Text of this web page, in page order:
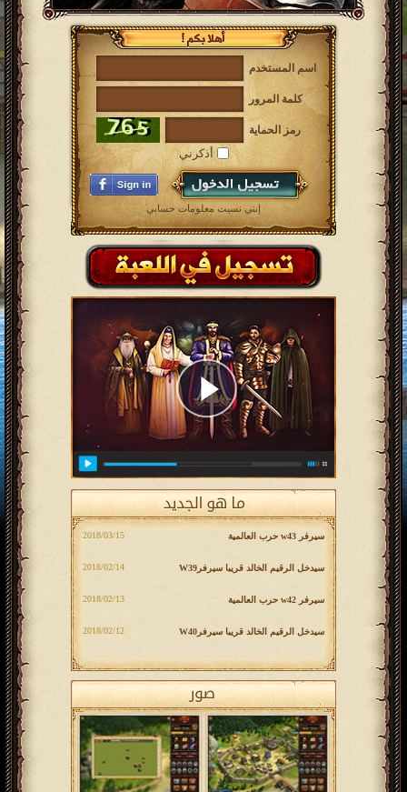
اسم المستخدم
كلمة المرور
رمز الحماية
أذكرني
إنني نسيت معلومات حسابي
سيرفر w43 حرب العالمية ‎2018/03/15
سیدخل الرقيم الخالد قريبا سیرفرW39 ‎2018/02/14
سيرفر w42 حرب العالمية ‎2018/02/13
سیدخل الرقيم الخالد قريبا سیرفرW40 ‎2018/02/12